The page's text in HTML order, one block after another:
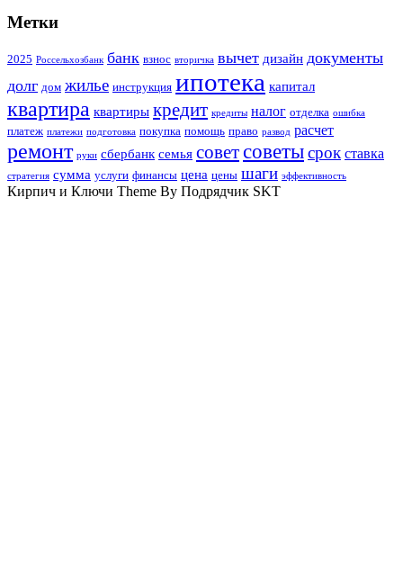
Метки
2025 Россельхозбанк банк взнос вторичка вычет дизайн документы
долг дом жилье инструкция ипотека капитал
квартира квартиры кредит кредиты налог отделка ошибка
платеж платежи подготовка покупка помощь право развод расчет
ремонт руки сбербанк семья советсоветысрок ставка
стратегия сумма услуги финансы цена цены шаги эффективность
Кирпич и Ключи Theme By Подрядчик SKT